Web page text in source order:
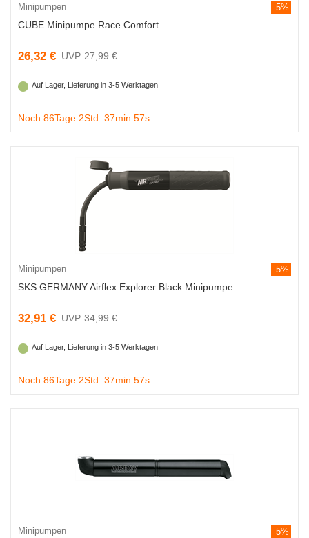
Minipumpen -5%
CUBE Minipumpe Race Comfort
26,32 € 27,99 €
Auf Lager, Lieferung in 3-5 Werktagen
Noch 86Tage 2Std. 37min 56s
Minipumpen -5%
SKS GERMANY Airflex Explorer Black Minipumpe
32,91 € 34,99 €
Auf Lager, Lieferung in 3-5 Werktagen
Noch 86Tage 2Std. 37min 56s
Minipumpen -5%